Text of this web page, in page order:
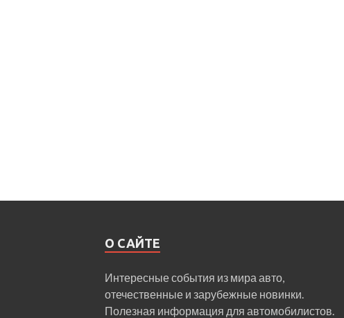
О САЙТЕ
Интересные события из мира авто,
отечественные и зарубежные новинки.
Полезная информация для автомобилистов.